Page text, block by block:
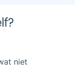
niet